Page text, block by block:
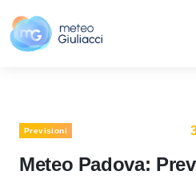
Previsioni
Meteo Padova: